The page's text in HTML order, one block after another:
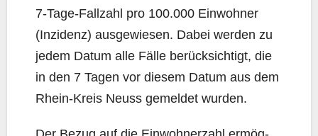
7‑Ta­ge-Fall­zahl pro 100.000 Ein­woh­ner
(Inzi­denz) aus­ge­wie­sen. Dabei wer­den zu
jedem Datum alle Fäl­le berück­sich­tigt, die
in den 7 Tagen vor die­sem Datum aus dem
Rhein-Kreis Neuss gemel­det wurden.